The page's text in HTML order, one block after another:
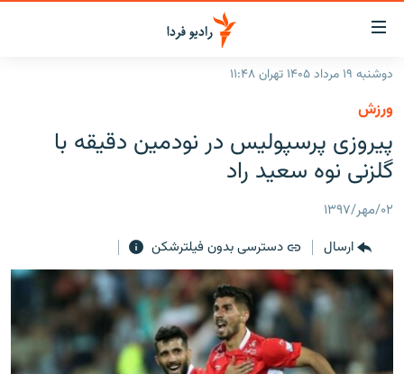
لینک‌های
قابلیت
دسترسی
بازگشت
منوی
اصلی
رفتن
صفحه
جستجو
جهان
برنامه‌های رادیویی
فرکانس‌ها
پادکست
چندرسانه‌ای
گزارش‌های تصویری
گزارش‌های ویدئویی
زنان فردا
English
دوشنبه ۱۹ مرداد ۱۴۰۵ تهران ۱۱:۴۸
ورزش
پیروزی پرسپولیس در نودمین دقیقه با
گلزنی نوه سعید راد
۰۲/مهر/۱۳۹۷
ارسال
دسترسی بدون فیلترشکن